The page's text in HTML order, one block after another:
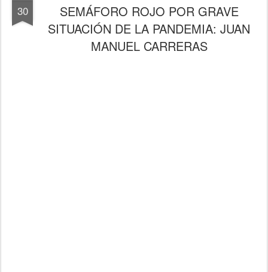
30
SEMÁFORO ROJO POR GRAVE
SITUACIÓN DE LA PANDEMIA: JUAN
MANUEL CARRERAS